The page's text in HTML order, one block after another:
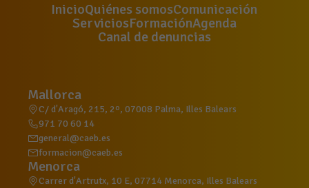
InicioQuiénes somosComunicación
ServiciosFormaciónAgenda
Canal de denuncias
Mallorca
C/ d'Aragó, 215, 2º, 07008 Palma, Illes Balears
971 70 60 14
general@caeb.es
formacion@caeb.es
Menorca
Carrer d'Artrutx, 10 E, 07714 Menorca, Illes Balears